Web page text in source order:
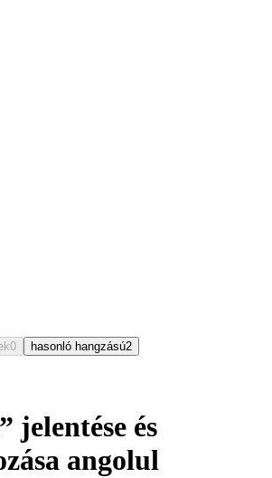
0 hasonló hangzású2
jelentése és
angolul